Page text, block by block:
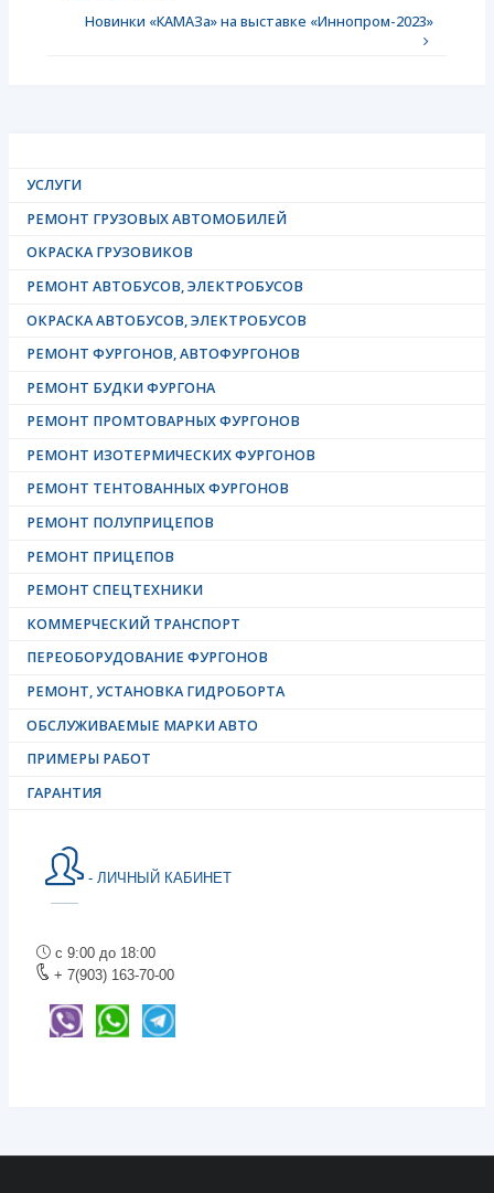
Новинки «КАМАЗа» на выставке «Иннопром-2023»
УСЛУГИ
РЕМОНТ ГРУЗОВЫХ АВТОМОБИЛЕЙ
ОКРАСКА ГРУЗОВИКОВ
РЕМОНТ АВТОБУСОВ, ЭЛЕКТРОБУСОВ
ОКРАСКА АВТОБУСОВ, ЭЛЕКТРОБУСОВ
РЕМОНТ ФУРГОНОВ, АВТОФУРГОНОВ
РЕМОНТ БУДКИ ФУРГОНА
РЕМОНТ ПРОМТОВАРНЫХ ФУРГОНОВ
РЕМОНТ ИЗОТЕРМИЧЕСКИХ ФУРГОНОВ
РЕМОНТ ТЕНТОВАННЫХ ФУРГОНОВ
РЕМОНТ ПОЛУПРИЦЕПОВ
РЕМОНТ ПРИЦЕПОВ
РЕМОНТ СПЕЦТЕХНИКИ
КОММЕРЧЕСКИЙ ТРАНСПОРТ
ПЕРЕОБОРУДОВАНИЕ ФУРГОНОВ
РЕМОНТ, УСТАНОВКА ГИДРОБОРТА
ОБСЛУЖИВАЕМЫЕ МАРКИ АВТО
ПРИМЕРЫ РАБОТ
ГАРАНТИЯ
- ЛИЧНЫЙ КАБИНЕТ
с 9:00 до 18:00
+ 7(903) 163-70-00